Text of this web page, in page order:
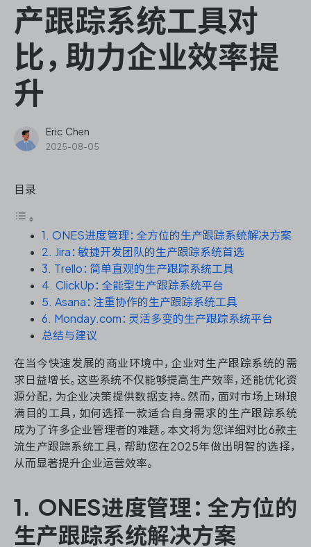
ONES Assistant
敏捷研发管理
企业知识库管理
研发效能管理
DevOps
资源和工时管理
ASPICE 研发管理
产跟踪系统工具对
比，助力企业效率提
升
Eric Chen
2025-08-05
目录
1. ONES进度管理：全方位的生产跟踪系统解决方案
2. Jira：敏捷开发团队的生产跟踪系统首选
3. Trello：简单直观的生产跟踪系统工具
4. ClickUp：全能型生产跟踪系统平台
5. Asana：注重协作的生产跟踪系统工具
6. Monday.com：灵活多变的生产跟踪系统平台
总结与建议
在当今快速发展的商业环境中，企业对生产跟踪系统的需
求日益增长。这些系统不仅能够提高生产效率，还能优化资
源分配，为企业决策提供数据支持。然而，面对市场上琳琅
满目的工具，如何选择一款适合自身需求的生产跟踪系统
成为了许多企业管理者的难题。本文将为您详细对比6款主
流生产跟踪系统工具，帮助您在2025年做出明智的选择，
从而显著提升企业运营效率。
1. ONES进度管理：全方位的
生产跟踪系统解决方案